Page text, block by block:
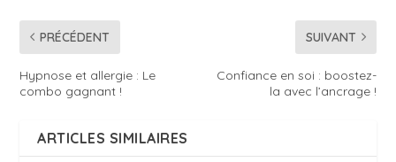
PRÉCÉDENT
Hypnose et allergie : Le
combo gagnant !
SUIVANT
Confiance en soi : boostez-
la avec l’ancrage !
ARTICLES SIMILAIRES